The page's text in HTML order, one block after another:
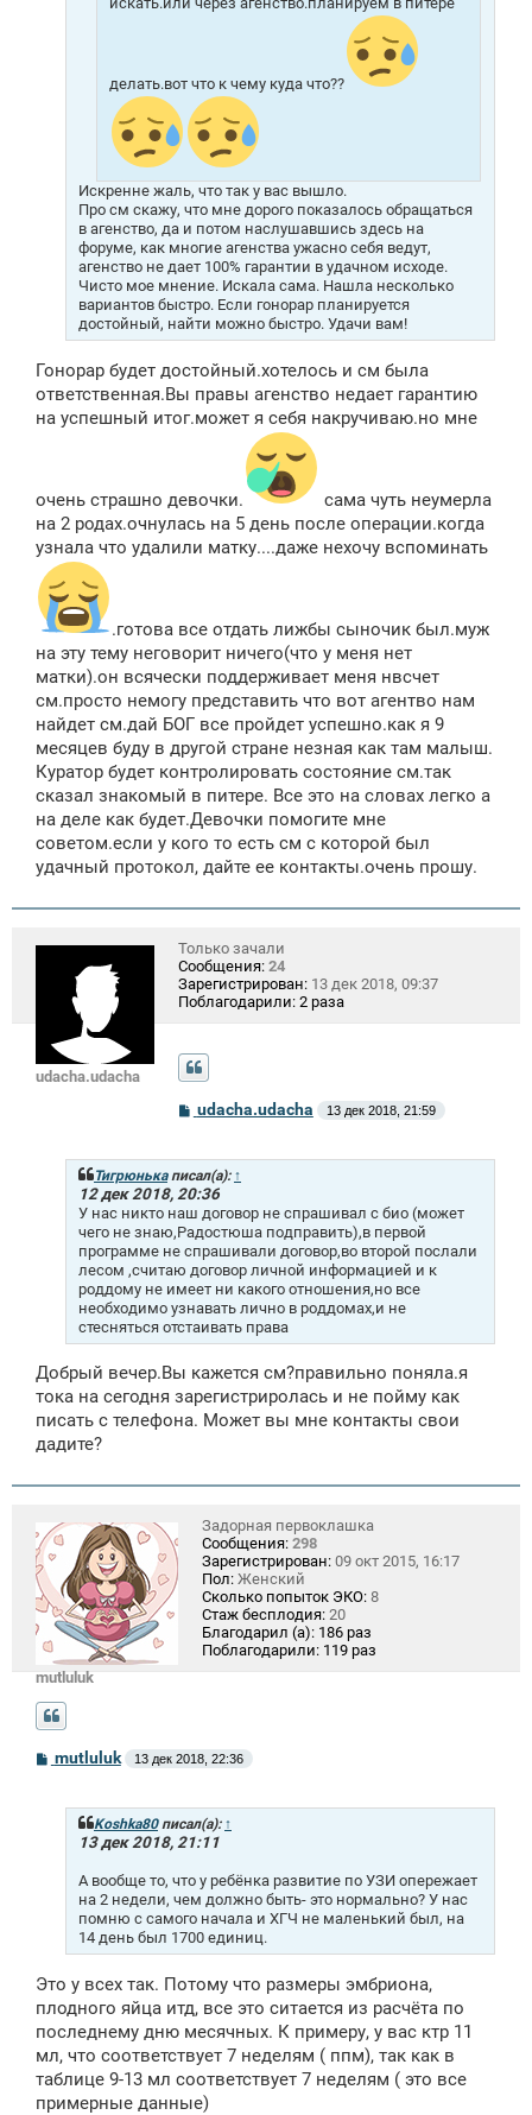
делать.вот что к чему куда что??
Искренне жаль, что так у вас вышло.
Про см скажу, что мне дорого показалось обращаться
в агенство, да и потом наслушавшись здесь на
форуме, как многие агенства ужасно себя ведут,
агенство не дает 100% гарантии в удачном исходе.
Чисто мое мнение. Искала сама. Нашла несколько
вариантов быстро. Если гонорар планируется
достойный, найти можно быстро. Удачи вам!
Гонорар будет достойный.хотелось и см была
ответственная.Вы правы агенство недает гарантию
на успешный итог.может я себя накручиваю.но мне
очень страшно девочки.
сама чуть неумерла
на 2 родах.очнулась на 5 день после операции.когда
узнала что удалили матку....даже нехочу вспоминать
.готова все отдать лижбы сыночик был.муж
на эту тему неговорит ничего(что у меня нет
матки).он всячески поддерживает меня нвсчет
см.просто немогу представить что вот агентво нам
найдет см.дай БОГ все пройдет успешно.как я 9
месяцев буду в другой стране незная как там малыш.
Куратор будет контролировать состояние см.так
сказал знакомый в питере. Все это на словах легко а
на деле как будет.Девочки помогите мне
советом.если у кого то есть см с которой был
удачный протокол, дайте ее контакты.очень прошу.
udacha.udacha
Только зачали
Сообщения: 24
Зарегистрирован: 13 дек 2018, 09:37
Поблагодарили: 2 раза
С
б
щ
е
н
и
е
udacha.udacha 13 дек 2018, 21:59
Тигрюнькаписал(а): ↑
12 дек 2018, 20:36
У нас никто наш договор не спрашивал с био (может
чего не знаю,Радостюша подправить),в первой
программе не спрашивали договор,во второй послали
лесом ,считаю договор личной информацией и к
роддому не имеет ни какого отношения,но все
необходимо узнавать лично в роддомах,и не
стесняться отстаивать права
Добрый вечер.Вы кажется см?правильно поняла.я
тока на сегодня зарегистриролась и не пойму как
писать с телефона. Может вы мне контакты свои
дадите?
mutluluk
Задорная первоклашка
Сообщения: 298
Зарегистрирован: 09 окт 2015, 16:17
Пол: Женский
Сколько попыток ЭКО: 8
Стаж бесплодия: 20
Благодарил (а): 186 раз
Поблагодарили: 119 раз
Сmutluluk 13 дек 2018, 22:36
Koshka80писал(а): ↑
13 дек 2018, 21:11
А вообще то, что у ребёнка развитие по УЗИ опережает
на 2 недели, чем должно быть- это нормально? У нас
помню с самого начала и ХГЧ не маленький был, на
14 день был 1700 единиц.
Это у всех так. Потому что размеры эмбриона,
плодного яйца итд, все это ситается из расчёта по
последнему дню месячных. К примеру, у вас ктр 11
мл, что соответствует 7 неделям ( ппм), так как в
таблице 9-13 мл соответствует 7 неделям ( это все
примерные данные)